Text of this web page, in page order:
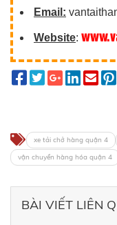
Email:
Website:
xe tải chở hàng quận 4
vận chuyển hàng hóa quận 4
BÀI VIẾT LIÊN